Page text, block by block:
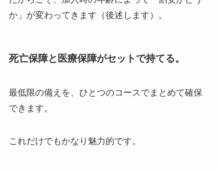
か」が変わってきます（後述します）。
死亡保障と医療保障がセットで持てる。
最低限の備えを、ひとつのコースでまとめて確保
できます。
これだけでもかなり魅力的です。